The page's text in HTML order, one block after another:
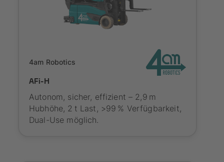
4am Robotics
AFi-H
Autonom, sicher, effizient – 2,9 m
Hubhöhe, 2 t Last, >99 % Verfügbarkeit,
Dual-Use möglich.